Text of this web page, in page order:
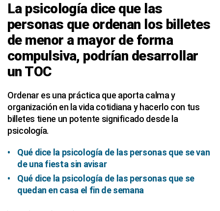
La psicología dice que las
personas que ordenan los billetes
de menor a mayor de forma
compulsiva, podrían desarrollar
un TOC
Ordenar es una práctica que aporta calma y
organización en la vida cotidiana y hacerlo con tus
billetes tiene un potente significado desde la
psicología.
Qué dice la psicología de las personas que se van
de una fiesta sin avisar
Qué dice la psicología de las personas que se
quedan en casa el fin de semana